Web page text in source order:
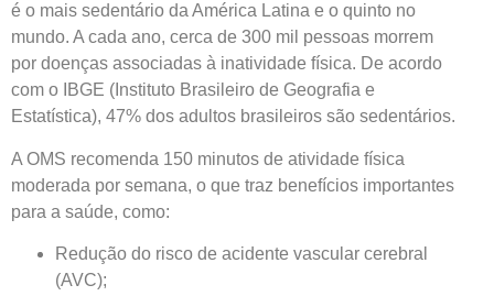
é o mais sedentário da América Latina e o quinto no
mundo. A cada ano, cerca de 300 mil pessoas morrem
por doenças associadas à inatividade física. De acordo
com o IBGE (Instituto Brasileiro de Geografia e
Estatística), 47% dos adultos brasileiros são sedentários.
A OMS recomenda 150 minutos de atividade física
moderada por semana, o que traz benefícios importantes
para a saúde, como:
Redução do risco de acidente vascular cerebral
(AVC);